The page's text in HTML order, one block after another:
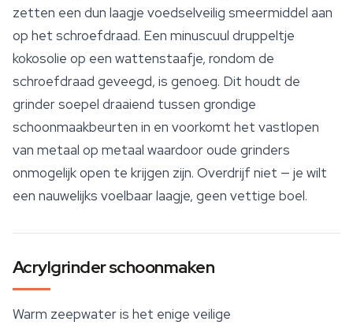
zetten een dun laagje voedselveilig smeermiddel aan
op het schroefdraad. Een minuscuul druppeltje
kokosolie op een wattenstaafje, rondom de
schroefdraad geveegd, is genoeg. Dit houdt de
grinder soepel draaiend tussen grondige
schoonmaakbeurten in en voorkomt het vastlopen
van metaal op metaal waardoor oude grinders
onmogelijk open te krijgen zijn. Overdrijf niet — je wilt
een nauwelijks voelbaar laagje, geen vettige boel.
Acrylgrinder schoonmaken
Warm zeepwater is het enige veilige